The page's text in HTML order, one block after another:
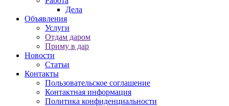
Дела
Объявления
Услуги
Отдам даром
Приму в дар
Новости
Статьи
Контакты
Пользовательское соглашение
Контактная информация
Политика конфиденциальности